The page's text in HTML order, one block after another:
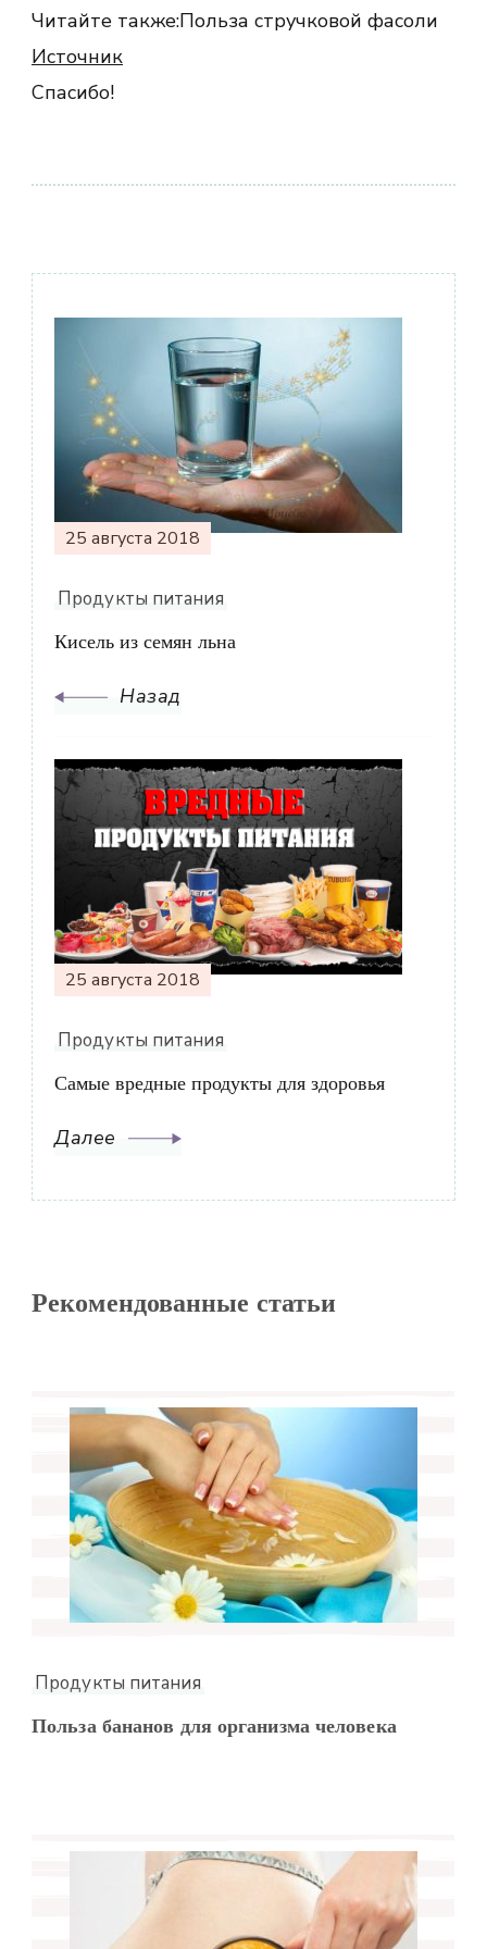
Читайте также:Польза стручковой фасоли
Источник
Спасибо!
Навигация
по
записям
25 августа 2018
Продукты питания
Кисель из семян льна
Назад
25 августа 2018
Продукты питания
Самые вредные продукты для здоровья
Далее
Рекомендованные статьи
Продукты питания
Польза бананов для организма человека